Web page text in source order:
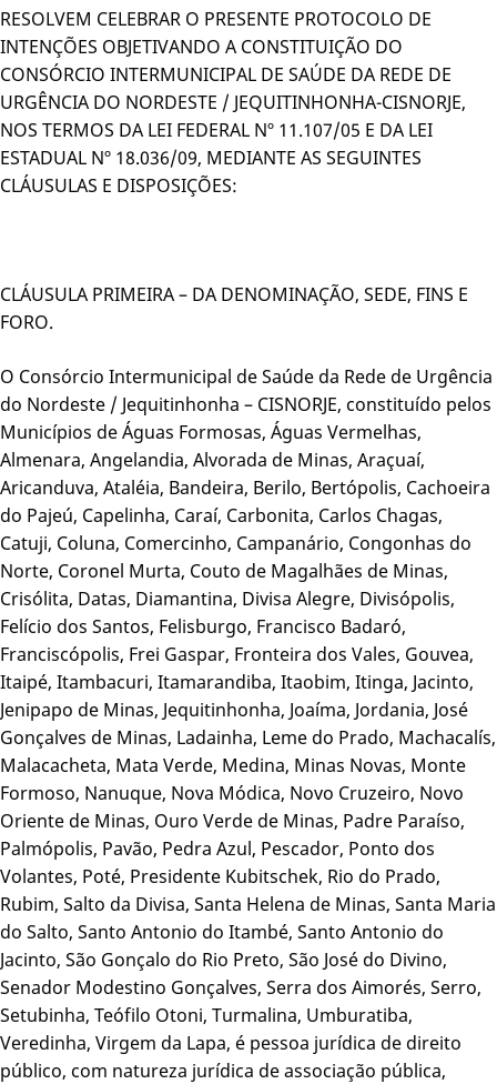
RESOLVEM CELEBRAR O PRESENTE PROTOCOLO DE
INTENÇÕES OBJETIVANDO A CONSTITUIÇÃO DO
CONSÓRCIO INTERMUNICIPAL DE SAÚDE DA REDE DE
URGÊNCIA DO NORDESTE / JEQUITINHONHA-CISNORJE,
NOS TERMOS DA LEI FEDERAL Nº 11.107/05 E DA LEI
ESTADUAL Nº 18.036/09, MEDIANTE AS SEGUINTES
CLÁUSULAS E DISPOSIÇÕES:
CLÁUSULA PRIMEIRA – DA DENOMINAÇÃO, SEDE, FINS E
FORO.
O Consórcio Intermunicipal de Saúde da Rede de Urgência
do Nordeste / Jequitinhonha – CISNORJE, constituído pelos
Municípios de Águas Formosas, Águas Vermelhas,
Almenara, Angelandia, Alvorada de Minas, Araçuaí,
Aricanduva, Ataléia, Bandeira, Berilo, Bertópolis, Cachoeira
do Pajeú, Capelinha, Caraí, Carbonita, Carlos Chagas,
Catuji, Coluna, Comercinho, Campanário, Congonhas do
Norte, Coronel Murta, Couto de Magalhães de Minas,
Crisólita, Datas, Diamantina, Divisa Alegre, Divisópolis,
Felício dos Santos, Felisburgo, Francisco Badaró,
Franciscópolis, Frei Gaspar, Fronteira dos Vales, Gouvea,
Itaipé, Itambacuri, Itamarandiba, Itaobim, Itinga, Jacinto,
Jenipapo de Minas, Jequitinhonha, Joaíma, Jordania, José
Gonçalves de Minas, Ladainha, Leme do Prado, Machacalís,
Malacacheta, Mata Verde, Medina, Minas Novas, Monte
Formoso, Nanuque, Nova Módica, Novo Cruzeiro, Novo
Oriente de Minas, Ouro Verde de Minas, Padre Paraíso,
Palmópolis, Pavão, Pedra Azul, Pescador, Ponto dos
Volantes, Poté, Presidente Kubitschek, Rio do Prado,
Rubim, Salto da Divisa, Santa Helena de Minas, Santa Maria
do Salto, Santo Antonio do Itambé, Santo Antonio do
Jacinto, São Gonçalo do Rio Preto, São José do Divino,
Senador Modestino Gonçalves, Serra dos Aimorés, Serro,
Setubinha, Teófilo Otoni, Turmalina, Umburatiba,
Veredinha, Virgem da Lapa, é pessoa jurídica de direito
público, com natureza jurídica de associação pública,